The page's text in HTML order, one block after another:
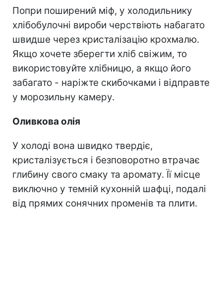
Попри поширений міф, у холодильнику
хлібобулочні вироби черствіють набагато
швидше через кристалізацію крохмалю.
Якщо хочете зберегти хліб свіжим, то
використовуйте хлібницю, а якщо його
забагато - наріжте скибочками і відправте
у морозильну камеру.
Оливкова олія
У холоді вона швидко твердіє,
кристалізується і безповоротно втрачає
глибину свого смаку та аромату. Її місце
виключно у темній кухонній шафці, подалі
від прямих сонячних променів та плити.